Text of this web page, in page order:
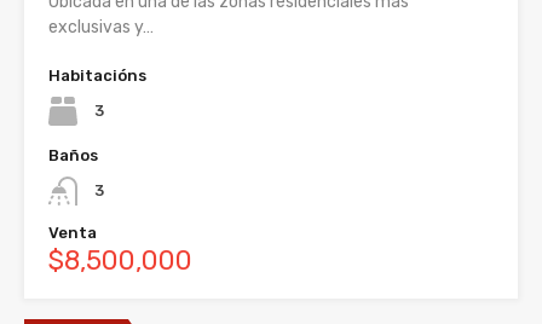
exclusivas y…
Habitacións
3
Baños
3
Venta
$8,500,000